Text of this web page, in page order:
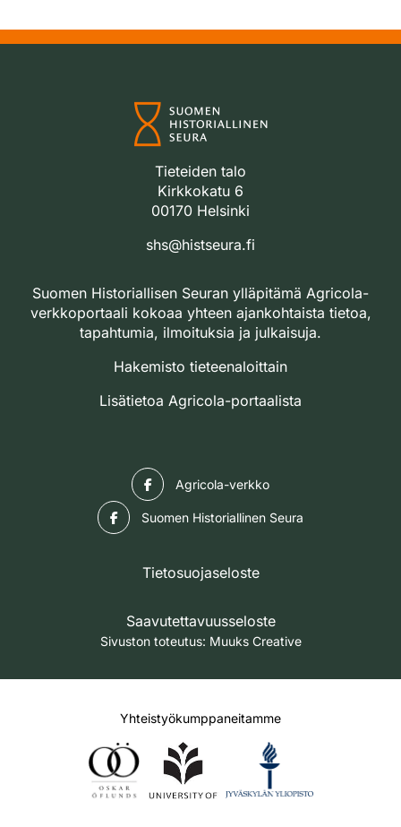
Tieteiden talo
Kirkkokatu 6
00170 Helsinki
shs@histseura.fi
Suomen Historiallisen Seuran ylläpitämä Agricola-
verkkoportaali kokoaa yhteen ajankohtaista tietoa,
tapahtumia, ilmoituksia ja julkaisuja.
Hakemisto tieteenaloittain
Lisätietoa Agricola-portaalista
Agricola-verkko
Suomen Historiallinen Seura
Tietosuojaseloste
Saavutettavuusseloste
Sivuston toteutus: Muuks Creative
Yhteistyökumppaneitamme